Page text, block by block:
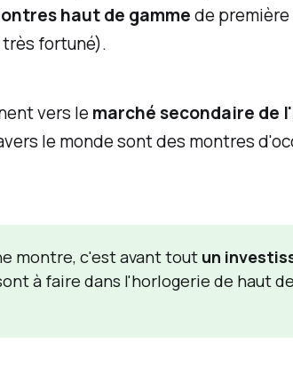
haut de gammede
très fortuné).
vers le marché secondaire de
le monde sont des montres
montre, c'est avant tout un
à faire dans l'horlogerie de haut